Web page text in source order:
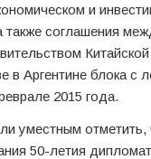
и
соглашения
в Аргентине блока
2015 года.
уместным
50-летия